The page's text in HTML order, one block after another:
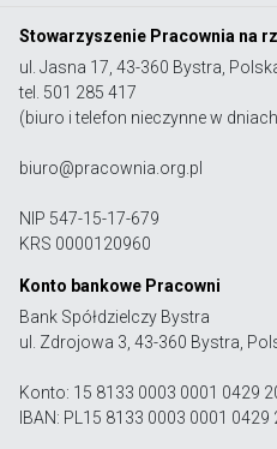
Stowarzyszenie Pracownia na
ul. Jasna 17, 43-360 Bystra,
tel. 501 285 417
(biuro i telefon nieczynne w
biuro@pracownia.org.pl
NIP 547-15-17-679
KRS 0000120960
Konto bankowe Pracowni
Bank Spółdzielczy Bystra
ul. Zdrojowa 3, 43-360 Bystra,
Konto: 15 8133 0003 0001 0429
IBAN: PL15 8133 0003 0001 0429